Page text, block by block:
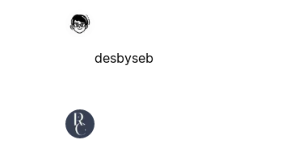
desbyseb